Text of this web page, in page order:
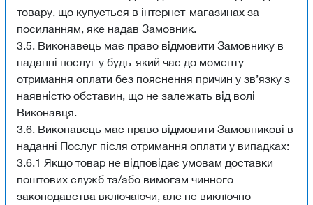
товару, що купується в інтернет-магазинах за
посиланням, яке надав Замовник.
3.5. Виконавець має право відмовити Замовнику в
наданні послуг у будь-який час до моменту
отримання оплати без пояснення причин у зв’язку з
наявністю обставин, що не залежать від волі
Виконавця.
3.6. Виконавець має право відмовити Замовникові в
наданні Послуг після отримання оплати у випадках:
3.6.1 Якщо товар не відповідає умовам доставки
поштових служб та/або вимогам чинного
законодавства включаючи, але не виключно